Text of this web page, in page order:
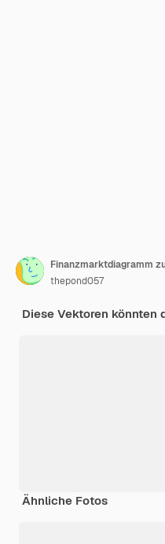
thepond057
Diese Vektoren könnten
Ähnliche Fotos